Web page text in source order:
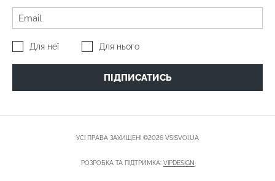
Для неї Для нього
ПІДПИСАТИСЬ
УСІ ПРАВА ЗАХИЩЕНІ ©2026 VSISVOI.UA
РОЗРОБКА ТА ПІДТРИМКА: VIPDESIGN